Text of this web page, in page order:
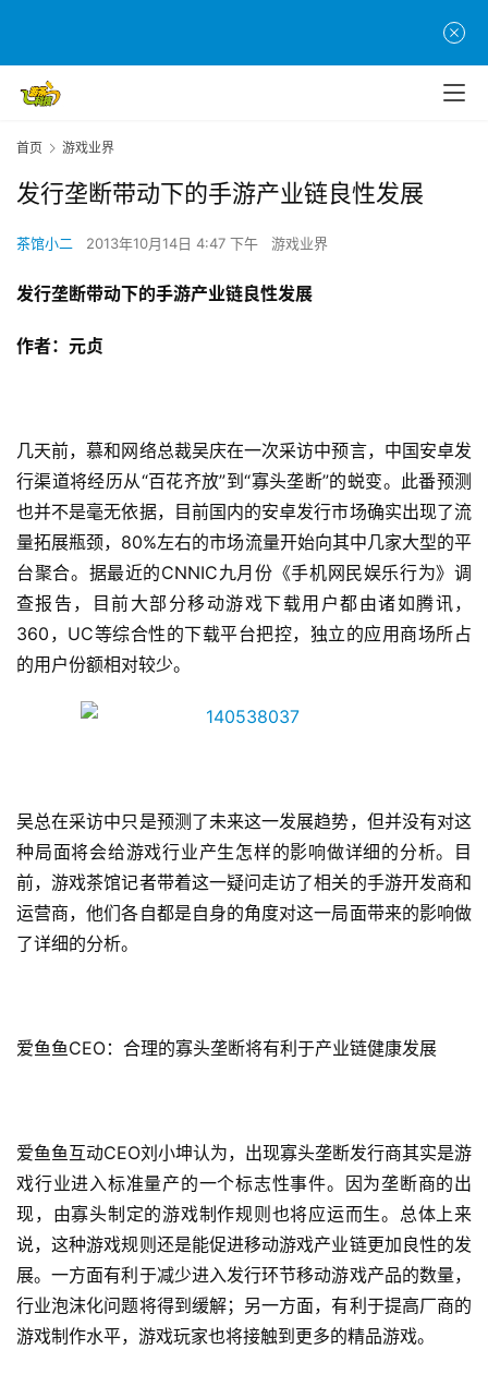
首
游
游
戏
业
界
手
机
首页 游戏业界
发行垄断带动下的手游产业链良性发展
茶馆小二 2013年10月14日 4:47 下午 游戏业界
发行垄断带动下的手游产业链良性发展
作者：元贞
几天前，慕和网络总裁吴庆在一次采访中预言，中国安卓发
行渠道将经历从“百花齐放”到“寡头垄断”的蜕变。此番预测
也并不是毫无依据，目前国内的安卓发行市场确实出现了流
量拓展瓶颈，80%左右的市场流量开始向其中几家大型的平
台聚合。据最近的CNNIC九月份《手机网民娱乐行为》调
查报告，目前大部分移动游戏下载用户都由诸如腾讯，
360，UC等综合性的下载平台把控，独立的应用商场所占
的用户份额相对较少。
吴总在采访中只是预测了未来这一发展趋势，但并没有对这
种局面将会给游戏行业产生怎样的影响做详细的分析。目
前，游戏茶馆记者带着这一疑问走访了相关的手游开发商和
运营商，他们各自都是自身的角度对这一局面带来的影响做
了详细的分析。
爱鱼鱼CEO：合理的寡头垄断将有利于产业链健康发展
爱鱼鱼互动CEO刘小坤认为，出现寡头垄断发行商其实是游
戏行业进入标准量产的一个标志性事件。因为垄断商的出
现，由寡头制定的游戏制作规则也将应运而生。总体上来
说，这种游戏规则还是能促进移动游戏产业链更加良性的发
展。一方面有利于减少进入发行环节移动游戏产品的数量，
行业泡沫化问题将得到缓解；另一方面，有利于提高厂商的
游戏制作水平，游戏玩家也将接触到更多的精品游戏。